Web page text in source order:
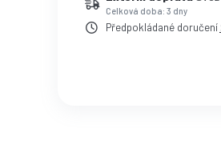
Celková doba: 3 dny
Předpokládané doručení